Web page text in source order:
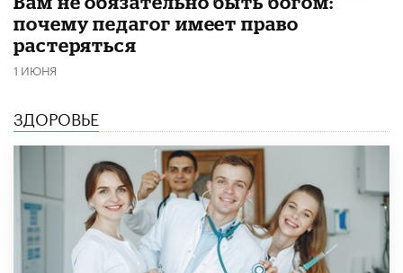
почему педагог имеет право
растеряться
1 ИЮНЯ
ЗДОРОВЬЕ